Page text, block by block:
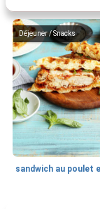
Déjeuner / Snacks